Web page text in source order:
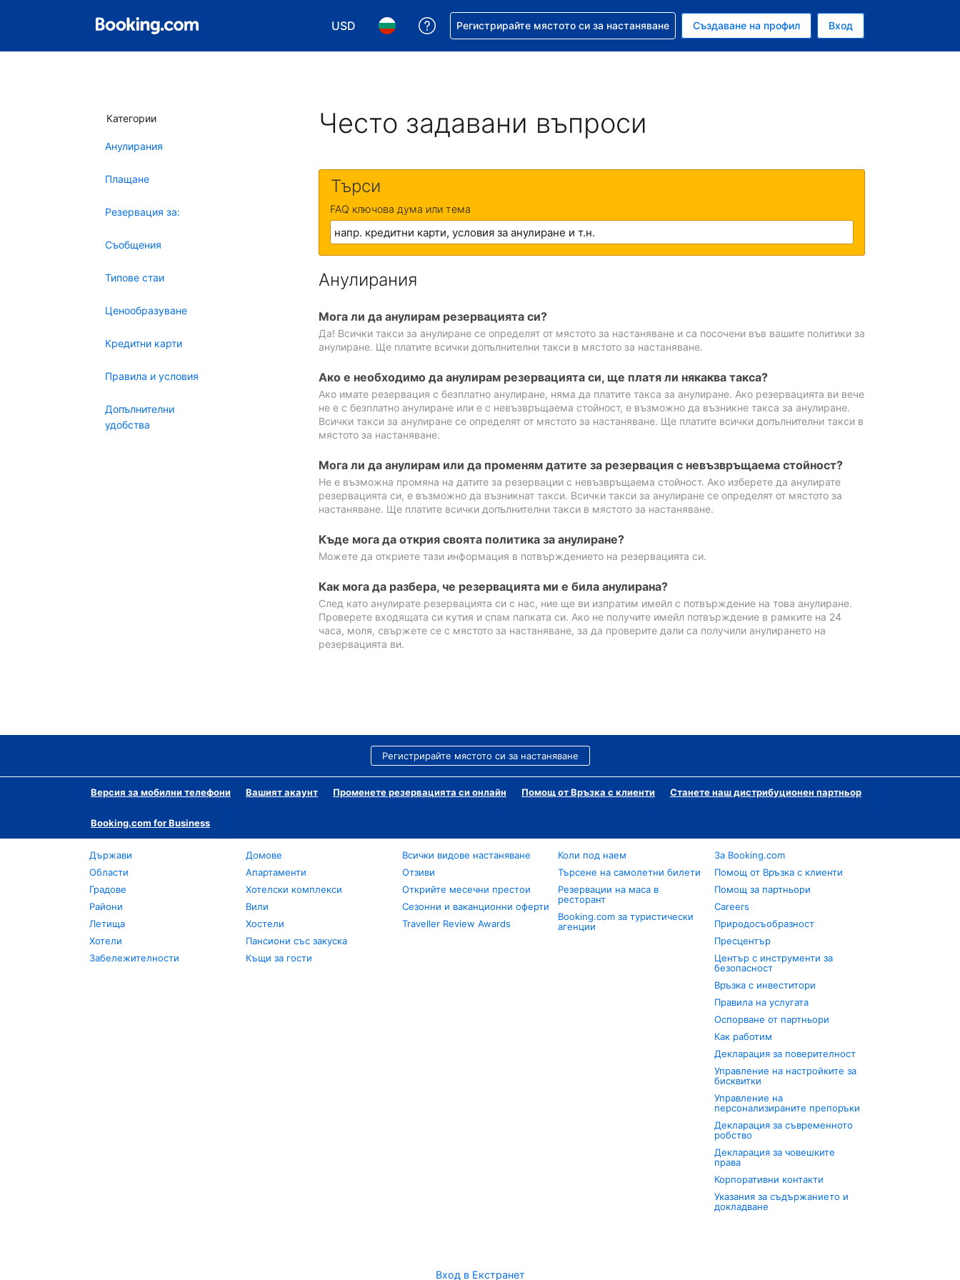
USD
Избор на валута. Избрана валута - Американски долар
Избор на език. Избран език - Български
Помощ с резервацията ви
Регистрирайте мястото си за настаняване Създаване на профил Вход
Категории
Анулирания
Плащане
Резервация за:
Съобщения
Типове стаи
Ценообразуване
Кредитни карти
Правила и условия
Допълнителни
удобства
Често задавани въпроси
Търси
FAQ ключова дума или тема
Анулирания
Мога ли да анулирам резервацията си?
Да! Всички такси за анулиране се определят от мястото за настаняване и са посочени във вашите политики за
анулиране. Ще платите всички допълнителни такси в мястото за настаняване.
Ако е необходимо да анулирам резервацията си, ще платя ли някаква такса?
Ако имате резервация с безплатно анулиране, няма да платите такса за анулиране. Ако резервацията ви вече
не е с безплатно анулиране или е с невъзвръщаема стойност, е възможно да възникне такса за анулиране.
Всички такси за анулиране се определят от мястото за настаняване. Ще платите всички допълнителни такси в
мястото за настаняване.
Мога ли да анулирам или да променям датите за резервация с невъзвръщаема стойност?
Не е възможна промяна на датите за резервации с невъзвръщаема стойност. Ако изберете да анулирате
резервацията си, е възможно да възникнат такси. Всички такси за анулиране се определят от мястото за
настаняване. Ще платите всички допълнителни такси в мястото за настаняване.
Къде мога да открия своята политика за анулиране?
Можете да откриете тази информация в потвърждението на резервацията си.
Как мога да разбера, че резервацията ми е била анулирана?
След като анулирате резервацията си с нас, ние ще ви изпратим имейл с потвърждение на това анулиране.
Проверете входящата си кутия и спам папката си. Ако не получите имейл потвърждение в рамките на 24
часа, моля, свържете се с мястото за настаняване, за да проверите дали са получили анулирането на
резервацията ви.
Регистрирайте мястото си за настаняване
Версия за мобилни телефони Вашият акаунт Променете резервацията си онлайн Помощ от Връзка с клиенти Станете наш дистрибуционен партньор
Booking.com for Business
Държави
Области
Градове
Райони
Летища
Хотели
Забележителности
Домове
Апартаменти
Хотелски комплекси
Вили
Хостели
Пансиони със закуска
Къщи за гости
Всички видове настаняване
Отзиви
Открийте месечни престои
Сезонни и ваканционни оферти
Traveller Review Awards
Коли под наем
Търсене на самолетни билети
Резервации на маса в
ресторант
Booking.com за туристически
агенции
За Booking.com
Помощ от Връзка с клиенти
Помощ за партньори
Careers
Природосъобразност
Пресцентър
Център с инструменти за
безопасност
Връзка с инвеститори
Правила на услугата
Оспорване от партньори
Как работим
Декларация за поверителност
Управление на настройките за
бисквитки
Управление на
персонализираните препоръки
Декларация за съвременното
робство
Декларация за човешките
права
Корпоративни контакти
Указания за съдържанието и
докладване
Вход в Екстранет